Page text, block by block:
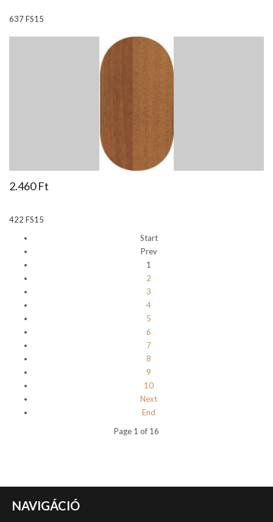
637 FS15
2.460 Ft
422 FS15
Start
Prev
1
2
3
4
5
6
7
8
9
10
Next
End
Page 1 of 16
NAVIGÁCIÓ